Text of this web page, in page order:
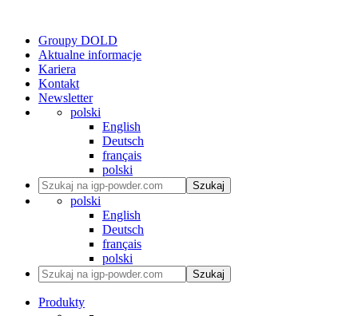
Groupy DOLD
Aktualne informacje
Kariera
Kontakt
Newsletter
polski
English
Deutsch
français
polski
Szukaj
polski
English
Deutsch
français
polski
Szukaj
Produkty